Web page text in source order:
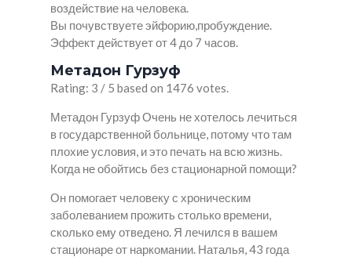
воздействие на человека.
Вы почувствуете эйфорию,пробуждение.
Эффект действует от 4 до 7 часов.
Метадон Гурзуф
Rating: 3 / 5 based on 1476 votes.
Метадон Гурзуф Очень не хотелось лечиться
в государственной больнице, потому что там
плохие условия, и это печать на всю жизнь.
Когда не обойтись без стационарной помощи?
Он помогает человеку с хроническим
заболеванием прожить столько времени,
сколько ему отведено. Я лечился в вашем
стационаре от наркомании. Наталья, 43 года